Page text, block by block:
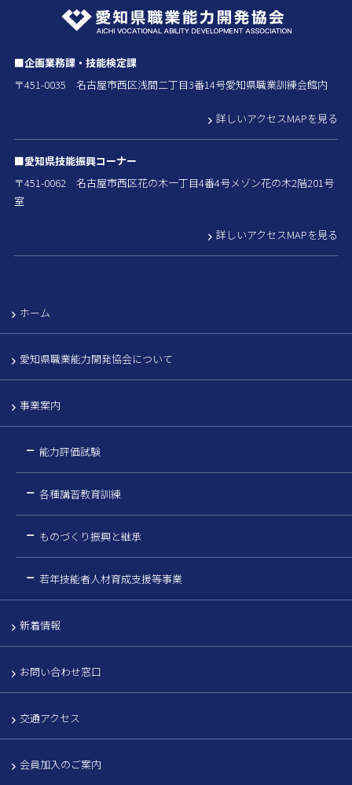
■企画業務課・技能検定課
〒451-0035 名古屋市西区浅間二丁目3番14号愛知県職業訓練会館内
詳しいアクセスMAPを見る
■愛知県技能振興コーナー
〒451-0062 名古屋市西区花の木一丁目4番4号メゾン花の木2階201号
室
詳しいアクセスMAPを見る
ホーム
愛知県職業能力開発協会について
事業案内
能力評価試験
各種講習教育訓練
ものづくり振興と継承
若年技能者人材育成支援等事業
新着情報
お問い合わせ窓口
交通アクセス
会員加入のご案内